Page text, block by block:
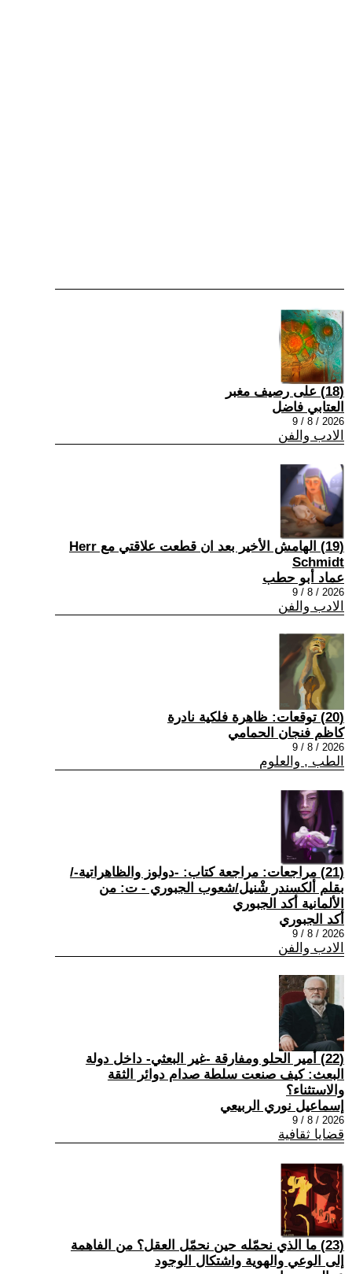
(18) على رصيف مغبر
العتابي فاضل
2026 / 8 / 9
الادب والفن
(19) الهامش الأخير بعد ان قطعت علاقتي مع Herr
Schmidt
عماد أبو حطب
2026 / 8 / 9
الادب والفن
(20) توقعات: ظاهرة فلكية نادرة
كاظم فنجان الحمامي
2026 / 8 / 9
الطب , والعلوم
(21) مراجعات: مراجعة كتاب: -دولوز والظاهراتية-/
بقلم ألكسندر شْنيل/شعوب الجبوري - ت: من
الألمانية أكد الجبوري
أكد الجبوري
2026 / 8 / 9
الادب والفن
(22) أمير الحلو ومفارقة -غير البعثي- داخل دولة
البعث: كيف صنعت سلطة صدام دوائر الثقة
والاستثناء؟
إسماعيل نوري الربيعي
2026 / 8 / 9
قضايا ثقافية
(23) ما الذي نحمّله حين نحمّل العقل؟ من الفاهمة
إلى الوعي والهوية واشتكال الوجود